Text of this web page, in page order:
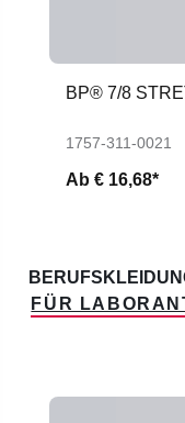
BP® 7/8
1757-311-0021
Ab € 16,68*
FÜR
Produktgalerie